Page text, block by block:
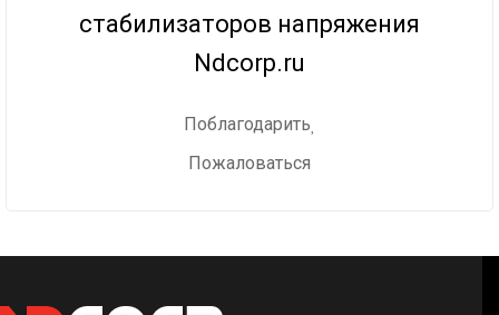
стабилизаторов напряжения
Ndcorp.ru
Поблагодарить
Пожаловаться